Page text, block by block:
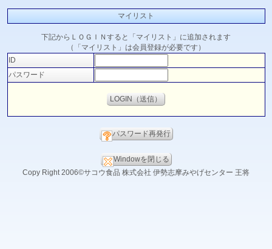
マイリスト
下記からＬＯＧＩＮすると「マイリスト」に追加されます
（「マイリスト」は会員登録が必要です）
ID
パスワード
パスワード再発行
Windowを閉じる
Copy Right 2006©サコウ食品 株式会社 伊勢志摩みやげセンター 王将